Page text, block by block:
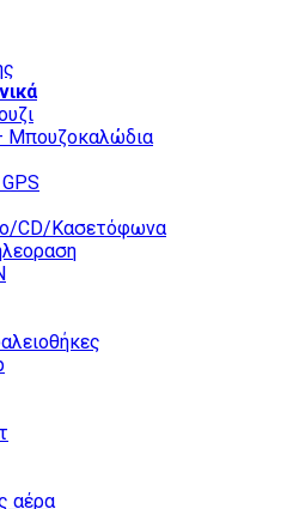
Μπουζοκαλώδια
CD/Κασετόφωνα
αέρα